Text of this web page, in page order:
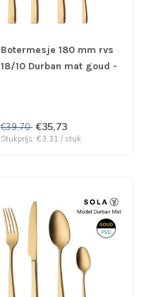
Botermesje 180 mm rvs
18/10 Durban mat goud -
€39,70 €35,73
Stukprijs: €3,31 / stuk